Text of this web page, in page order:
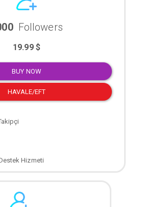
Followers
19.99 $
BUY NOW
HAVALE/EFT
Hizmeti